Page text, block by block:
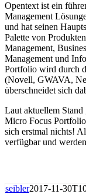
Opentext ist ein
Management
und hat seinen
Palette von
Management,
Management und
Portfolio wird durch
(Novell, GWAVA,
überschneidet sich
Laut aktuellem Stand
Micro Focus
sich erstmal nichts!
verfügbar und
seibler2017-11-